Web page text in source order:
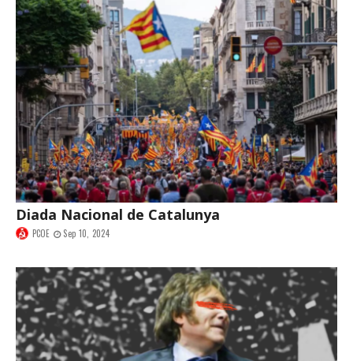
Diada Nacional de Catalunya
PCOE Sep 10, 2024